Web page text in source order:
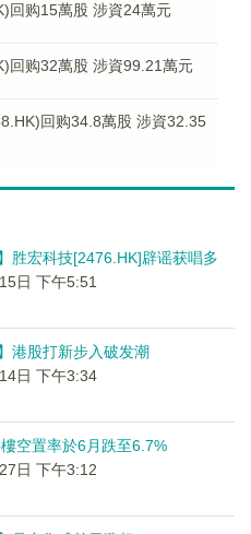
回购15萬股 涉資24萬元
回购32萬股 涉資99.21萬元
回购34.8萬股 涉資32.35
胜宏科技[2476.HK]辟谣获唱多
日 下午5:51
港股打新步入破发潮
日 下午3:34
空置率於6月跌至6.7%
日 下午3:12